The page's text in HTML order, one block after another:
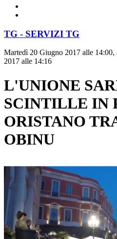
TG - SERVIZI TG
Martedì 20 Giugno 2017 alle
2017 alle 14:16
L'UNIONE
SCINTILLE IN
ORISTANO
OBINU